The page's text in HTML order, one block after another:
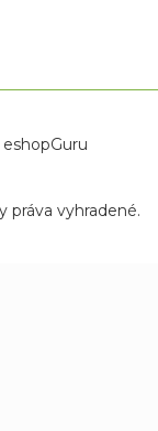
práva vyhradené.